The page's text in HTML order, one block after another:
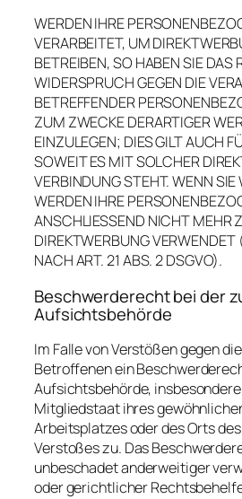
WERDEN IHRE
VERARBEITET, UM
BETREIBEN, SO HABEN SIE DAS
WIDERSPRUCH GEGEN DIE
BETREFFENDER
ZUM ZWECKE DERARTIGER
EINZULEGEN; DIES GILT AUCH
SOWEIT ES MIT SOLCHER
VERBINDUNG STEHT. WENN
WERDEN IHRE
ANSCHLIESSEND NICHT MEHR
DIREKTWERBUNG
NACH ART. 21 ABS. 2 DSGVO).
Beschwerde­recht bei der
Aufsichts­behörde
Im Falle von Verstößen gegen
Betroffenen ein
Aufsichtsbehörde,
Mitgliedstaat ihres
Arbeitsplatzes oder des Orts
Verstoßes zu. Das
unbeschadet anderweitiger
oder gerichtlicher